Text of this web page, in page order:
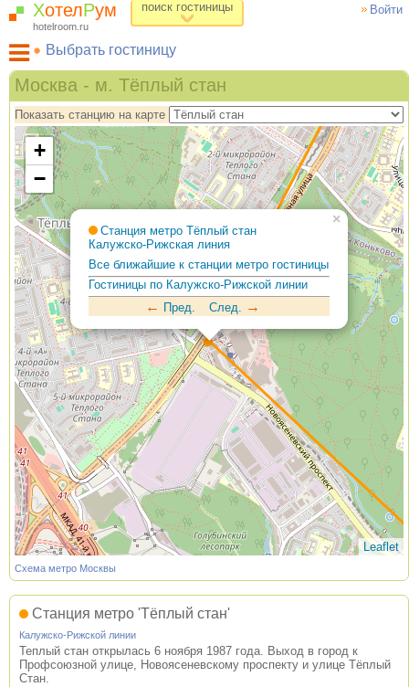
Войти
ХотелРум
hotelroom.ru
поиск гостиницы
Выбрать гостиницу
Гостиницы на карте Москвы
Гостиницы по метро
ХотелРум рекомендует
Москва - м. Тёплый стан
Показать станцию на карте
Станция метро Тёплый стан
Калужско-Рижская линия
Все ближайшие к станции метро гостиницы
Гостиницы по Калужско-Рижской линии
← Пред. След. →
×
+
−
Leaflet
Схема метро Москвы
Станция метро 'Тёплый стан'
Калужско-Рижской линии
Теплый стан открылась 6 ноября 1987 года. Выход в город к
Профсоюзной улице, Новоясеневскому проспекту и улице Тёплый
Стан.